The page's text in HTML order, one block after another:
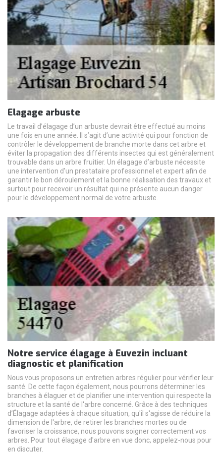
Elagage arbuste
Le travail d’élagage d’un arbuste devrait être effectué au moins
une fois en une année. Il s’agit d’une activité qui pour fonction de
contrôler le développement de branche morte dans cet arbre et
éviter la propagation des différents insectes qui est généralement
trouvable dans un arbre fruitier. Un élagage d’arbuste nécessite
une intervention d’un prestataire professionnel et expert afin de
garantir le bon déroulement et la bonne réalisation des travaux et
surtout pour recevoir un résultat qui ne présente aucun danger
pour le développement normal de votre arbuste.
Notre service élagage à Euvezin incluant
diagnostic et planification
Nous vous proposons un entretien arbres régulier pour vérifier leur
santé. De cette façon également, nous pourrons déterminer les
branches à élaguer et de planifier une intervention qui respecte la
structure et la santé de l'arbre concerné. Grâce à des techniques
d’Élagage adaptées à chaque situation, qu'il s'agisse de réduire la
dimension de l'arbre, de retirer les branches mortes ou de
favoriser la croissance, nous pouvons soigner correctement vos
arbres. Pour tout élagage d'arbre en vue donc, appelez-nous pour
en discuter.